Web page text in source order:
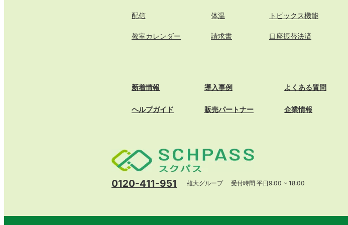
配信 体温 トピックス機能
教室カレンダー 請求書 口座振替決済
新着情報 導入事例 よくある質問
ヘルプガイド 販売パートナー 企業情報
0120-411-951 雄大グループ 受付時間 平日9:00 ~ 18:00